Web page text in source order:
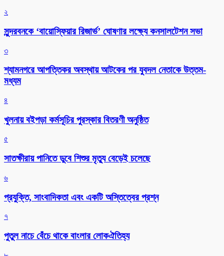
২
সুন্দরবনকে ‘বায়োস্ফিয়ার রিজার্ভ’ ঘোষণার লক্ষ্যে কনসালটেশন সভা
৩
শ্যামনগরে আপত্তিকর অবস্থায় আটকের পর যুবদল নেতাকে উত্তম-
মধ্যম
৪
খুলনায় বইপড়া কর্মসূচির পুরস্কার বিতরণী অনুষ্ঠিত
৫
সাতক্ষীরায় পানিতে ডুবে শিশুর মৃত্যু বেড়েই চলেছে
৬
প্রযুক্তি, সাংবাদিকতা এবং একটি অস্তিত্বের প্রশ্ন
৭
পুতুল নাচে বেঁচে থাকে বাংলার লোকঐতিহ্য